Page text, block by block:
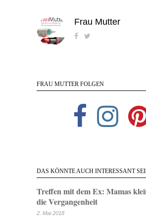
Frau Mutter
FRAU MUTTER FOLGEN
DAS KÖNNTE AUCH INTERESSANT
Treffen mit dem Ex: Mamas
die Vergangenheit
2. Mai 2018